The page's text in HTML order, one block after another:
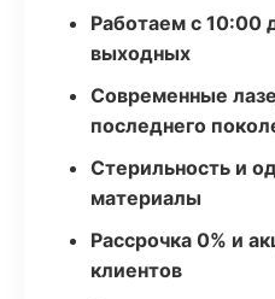
Работаем с 10:00
выходных
Современные
последнего
Стерильность и
материалы
Рассрочка 0% и
клиентов